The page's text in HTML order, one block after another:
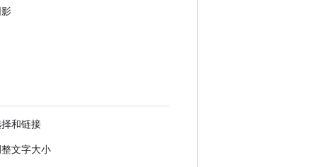
和链接
文字大小